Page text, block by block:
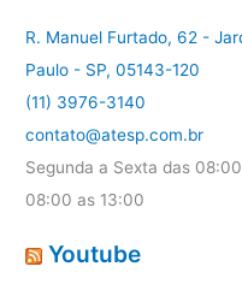
R. Manuel Furtado, 62 -
Paulo - SP, 05143-120
(11) 3976-3140
contato@atesp.com.br
Segunda a Sexta das
08:00 as 13:00
Youtube